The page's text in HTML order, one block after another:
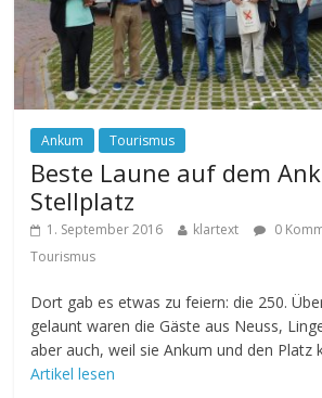
Ankum Tourismus
Beste Laune auf dem
Stellplatz
1. September 2016 klartext
0
Tourismus
Dort gab es etwas zu feiern: die 250.
gelaunt waren die Gäste aus Neuss,
aber auch, weil sie Ankum und den Platz
Artikel lesen